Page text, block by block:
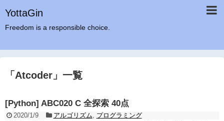
YottaGin
Freedom is a responsible choice.
「 Atcoder 」 一覧
[Python] ABC020 C 全探索 40点
2020/1/9 アルゴリズム
プログラミング